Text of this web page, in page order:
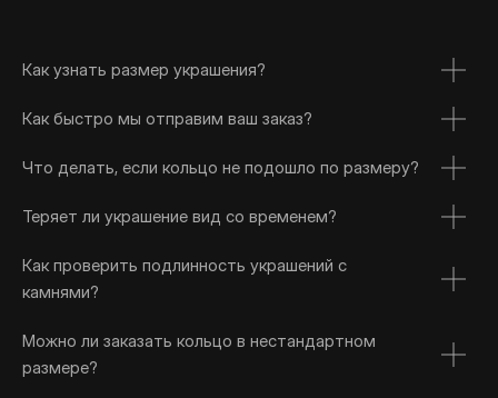
Как узнать размер украшения?
Как быстро мы отправим ваш заказ?
Что делать, если кольцо не подошло по размеру?
Теряет ли украшение вид со временем?
Как проверить подлинность украшений с
камнями?
Можно ли заказать кольцо в нестандартном
размере?